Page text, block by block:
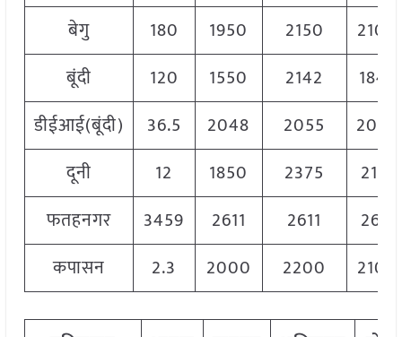
बेगु
180 1950 2150
2100
बूंदी
120 1550 2142
1846
डीईआई(बूंदी)
36.5 2048 2055
2050
दूनी
12 1850 2375
2113
फतहनगर
3459 2611 2611
2611
कपासन
2.3 2000 2200 2100